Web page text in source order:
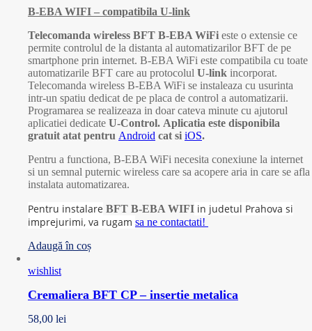
B-EBA WIFI – compatibila U-link
Telecomanda wireless BFT B-EBA WiFi este o extensie ce
permite controlul de la distanta al automatizarilor BFT de pe
smartphone prin internet. B-EBA WiFi este compatibila cu toate
automatizarile BFT care au protocolul U-link incorporat.
Telecomanda wireless B-EBA WiFi se instaleaza cu usurinta
intr-un spatiu dedicat de pe placa de control a automatizarii.
Programarea se realizeaza in doar cateva minute cu ajutorul
aplicatiei dedicate U-Control. Aplicatia este disponibila
gratuit atat pentru Android cat si iOS.
Pentru a functiona, B-EBA WiFi necesita conexiune la internet
si un semnal puternic wireless care sa acopere aria in care se afla
instalata automatizarea.
Pentru instalare BFT B-EBA WIFI in judetul Prahova si
imprejurimi, va rugam sa ne contactati!
Adaugă în coș
wishlist
Cremaliera BFT CP – insertie metalica
58,00 lei